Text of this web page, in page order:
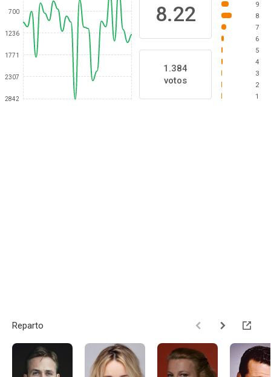
700
1236
1771
2307
2842
8.22
1.384
votos
9
8
7
6
5
4
3
2
1
Reparto